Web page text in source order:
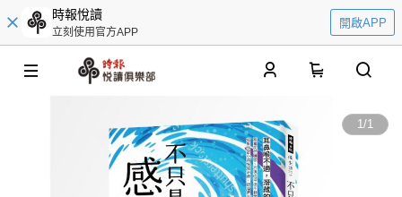
時報悅讀
立刻使用官方APP
開啟APP
1/1